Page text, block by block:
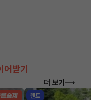
어받기
더 보기
렌트